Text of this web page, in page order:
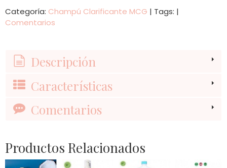
Categoría: Champú Clarificante MCG | Tags: |
Comentarios
Descripción
Características
Comentarios
Productos Relacionados